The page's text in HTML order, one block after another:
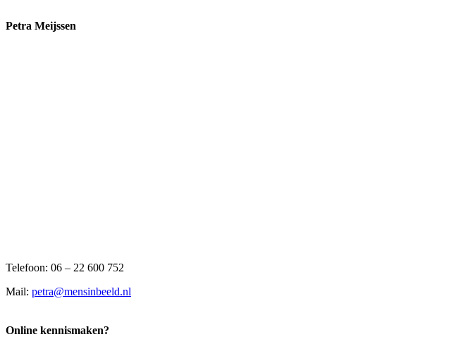
mail
Petra Meijssen
Telefoon: 06 – 22 600 752
Mail: petra@mensinbeeld.nl
Online kennismaken?